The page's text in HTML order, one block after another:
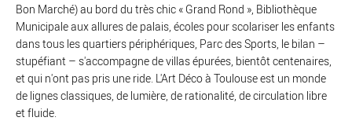
Bon Marché) au bord du très chic « Grand Rond », Bibliothèque
Municipale aux allures de palais, écoles pour scolariser les enfants
dans tous les quartiers périphériques, Parc des Sports, le bilan –
stupéfiant – s'accompagne de villas épurées, bientôt centenaires,
et qui n'ont pas pris une ride. L'Art Déco à Toulouse est un monde
de lignes classiques, de lumière, de rationalité, de circulation libre
et fluide.